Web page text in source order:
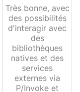
Très bonne, avec
des possibilités
d'interagir avec
des
bibliothèques
natives et des
services
externes via
P/Invoke et